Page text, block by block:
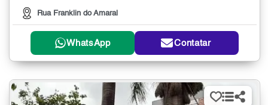
Rua Franklin do Amaral
WhatsApp Contatar